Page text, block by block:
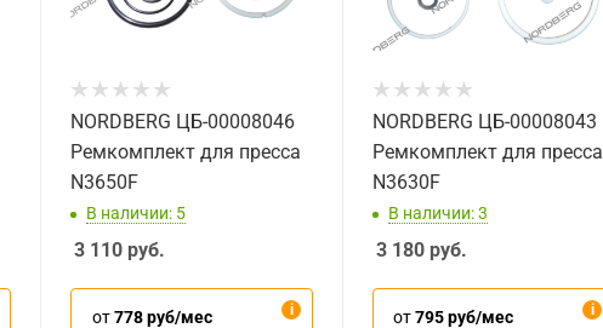
NORDBERG ЦБ-00008046
Ремкомплект для пресса
N3650F
В наличии: 5
3 110 руб.
от778 руб/мес
NORDBERG ЦБ-00008043
Ремкомплект для пресса
N3630F
В наличии: 3
3 180руб.
от795 руб/мес